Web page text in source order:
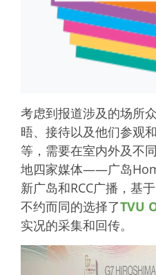
考虑到报道涉及的场所
晤、接待以及他们参观
等，需要在室内外及不
地四家媒体——广岛
新广岛和RCC广播，基
不约而同的选择了TVU
实况的采集和回传。